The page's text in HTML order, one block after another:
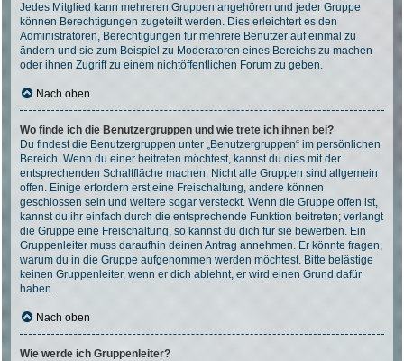
Jedes Mitglied kann mehreren Gruppen angehören und jeder Gruppe
können Berechtigungen zugeteilt werden. Dies erleichtert es den
Administratoren, Berechtigungen für mehrere Benutzer auf einmal zu
ändern und sie zum Beispiel zu Moderatoren eines Bereichs zu machen
oder ihnen Zugriff zu einem nichtöffentlichen Forum zu geben.
Nach oben
Wo finde ich die Benutzergruppen und wie trete ich ihnen bei?
Du findest die Benutzergruppen unter „Benutzergruppen“ im persönlichen
Bereich. Wenn du einer beitreten möchtest, kannst du dies mit der
entsprechenden Schaltfläche machen. Nicht alle Gruppen sind allgemein
offen. Einige erfordern erst eine Freischaltung, andere können
geschlossen sein und weitere sogar versteckt. Wenn die Gruppe offen ist,
kannst du ihr einfach durch die entsprechende Funktion beitreten; verlangt
die Gruppe eine Freischaltung, so kannst du dich für sie bewerben. Ein
Gruppenleiter muss daraufhin deinen Antrag annehmen. Er könnte fragen,
warum du in die Gruppe aufgenommen werden möchtest. Bitte belästige
keinen Gruppenleiter, wenn er dich ablehnt, er wird einen Grund dafür
haben.
Nach oben
Wie werde ich Gruppenleiter?